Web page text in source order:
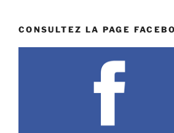
CONSULTEZ LA PAGE